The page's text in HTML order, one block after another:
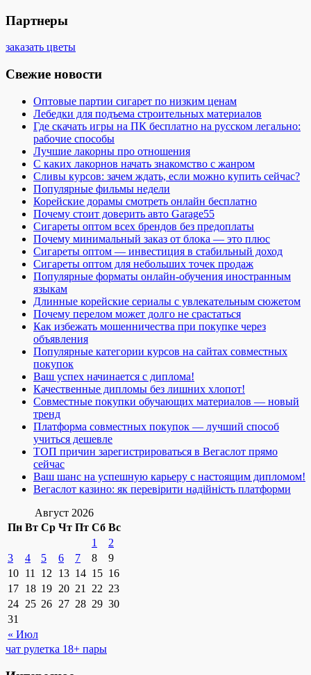
Партнеры
заказать цветы
Свежие новости
Оптовые партии сигарет по низким ценам
Лебедки для подъема строительных материалов
Где скачать игры на ПК бесплатно на русском легально:
рабочие способы
Лучшие лакорны про отношения
С каких лакорнов начать знакомство с жанром
Сливы курсов: зачем ждать, если можно купить сейчас?
Популярные фильмы недели
Корейские дорамы смотреть онлайн бесплатно
Почему стоит доверить авто Garage55
Сигареты оптом всех брендов без предоплаты
Почему минимальный заказ от блока — это плюс
Сигареты оптом — инвестиция в стабильный доход
Сигареты оптом для небольших точек продаж
Популярные форматы онлайн-обучения иностранным
языкам
Длинные корейские сериалы с увлекательным сюжетом
Почему перелом может долго не срастаться
Как избежать мошенничества при покупке через
объявления
Популярные категории курсов на сайтах совместных
покупок
Ваш успех начинается с диплома!
Качественные дипломы без лишних хлопот!
Совместные покупки обучающих материалов — новый
тренд
Платформа совместных покупок — лучший способ
учиться дешевле
ТОП причин зарегистрироваться в Вегаслот прямо
сейчас
Ваш шанс на успешную карьеру с настоящим дипломом!
Вегаслот казино: як перевірити надійність платформи
Август 2026
Пн Вт Ср Чт Пт Сб Вс
« Июл
1
2
3
4 5 6 7 8
9
10 11 12 13 14 15 16
17 18 19 20 21 22 23
24 25 26 27 28 29 30
31
чат рулетка 18+ пары